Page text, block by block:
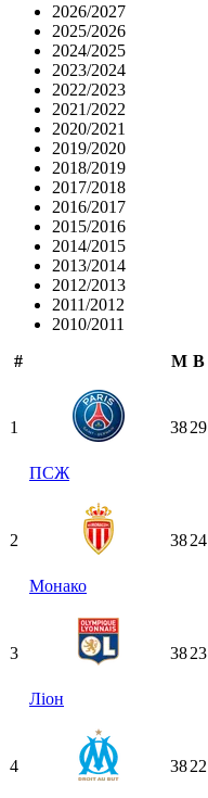
2026/2027
2025/2026
2024/2025
2023/2024
2022/2023
2021/2022
2020/2021
2019/2020
2018/2019
2017/2018
2016/2017
2015/2016
2014/2015
2013/2014
2012/2013
2011/2012
2010/2011
#
М В
1
ПСЖ
3829
2
Монако
3824
3
Ліон
3823
4 3822